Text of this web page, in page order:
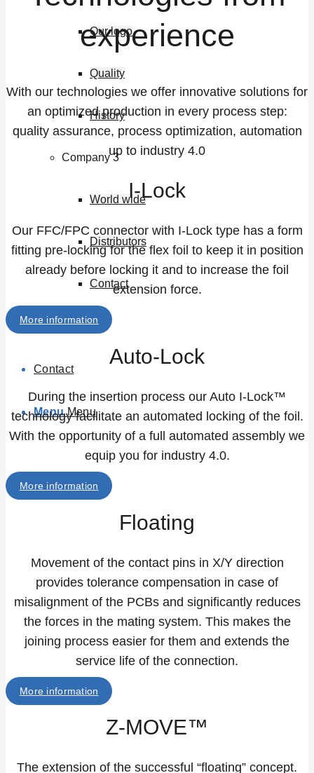
Our logo
Quality
History
Company 3
World wide
Distributors
Contact
Career
Contact
Menu Menu
experience
With our technologies we offer innovative solutions for
an optimized production in every process step:
quality assurance, process optimization, automation
up to industry 4.0
I-Lock
Our FFC/FPC connector with I-Lock type has a form
fitting pre-locking for the flex foil to keep it in position
already before locking it and to increase the foil
extension force.
More information
Auto-Lock
During the insertion process our Auto I-Lock™
technology facilitate an automated locking of the foil.
With the opportunity of a full automated assembly we
equip you for industry 4.0.
More information
Floating
Movement of the contact pins in X/Y direction
provides tolerance compensation in case of
misalignment of the PCBs and significantly reduces
the forces in the mating system. This makes the
joining process easier for them and extends the
service life of the connection.
More information
Z-MOVE™
The extension of the successful “floating” concept.